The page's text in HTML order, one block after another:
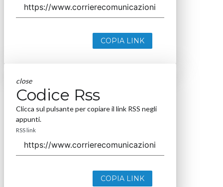
COPIA LINK
close
Codice Rss
Clicca sul pulsante per copiare il link RSS negli
appunti.
RSS link
COPIA LINK